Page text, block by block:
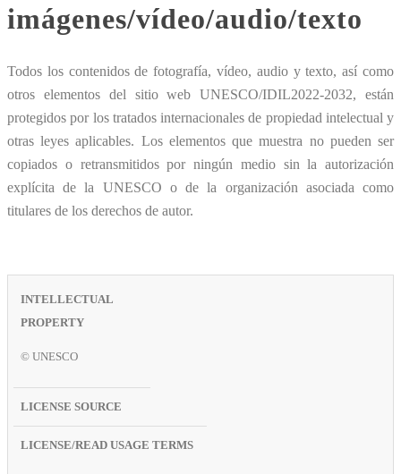
imágenes/vídeo/audio/texto
Todos los contenidos de fotografía, vídeo, audio y texto, así como
otros elementos del sitio web UNESCO/IDIL2022-2032, están
protegidos por los tratados internacionales de propiedad intelectual y
otras leyes aplicables. Los elementos que muestra no pueden ser
copiados o retransmitidos por ningún medio sin la autorización
explícita de la UNESCO o de la organización asociada como
titulares de los derechos de autor.
PROPIEDAD
INTELECTUAL
© UNESCO